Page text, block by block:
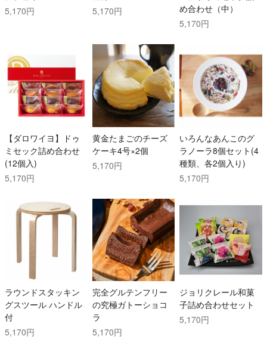
5,170円
5,170円
め合わせ（中）
5,170円
【ダロワイヨ】ドゥ
ミセック詰め合わせ
(12個入)
5,170円
黄金たまごのチーズ
ケーキ4号×2個
5,170円
いろんなあんこのグ
ラノーラ8個セット(4
種類、各2個入り)
5,170円
ラウンドスタッキン
グスツール ハンドル
付
5,170円
完全グルテンフリー
の究極ガトーショコ
ラ
5,170円
ジョリクレール和菓
子詰め合わせセット
5,170円